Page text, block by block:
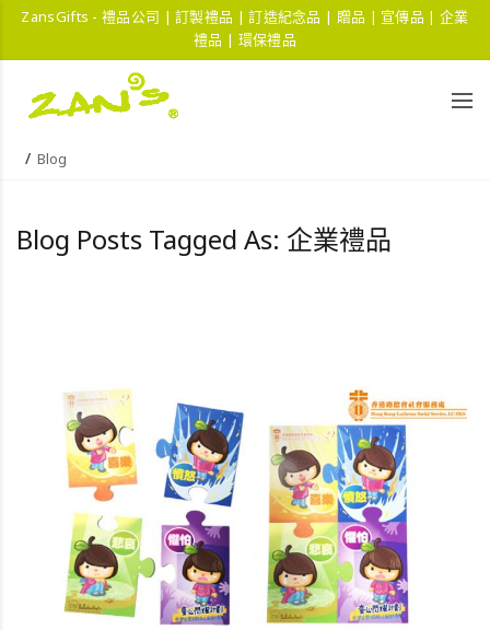
ZansGifts - 禮品公司 | 訂製禮品 | 訂造紀念品 | 贈品 | 宣傳品 | 企業
禮品 | 環保禮品
Blog
Blog Posts Tagged As: 企業禮品